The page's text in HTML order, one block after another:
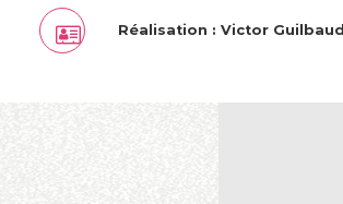
Réalisation : Victor Guilbaud